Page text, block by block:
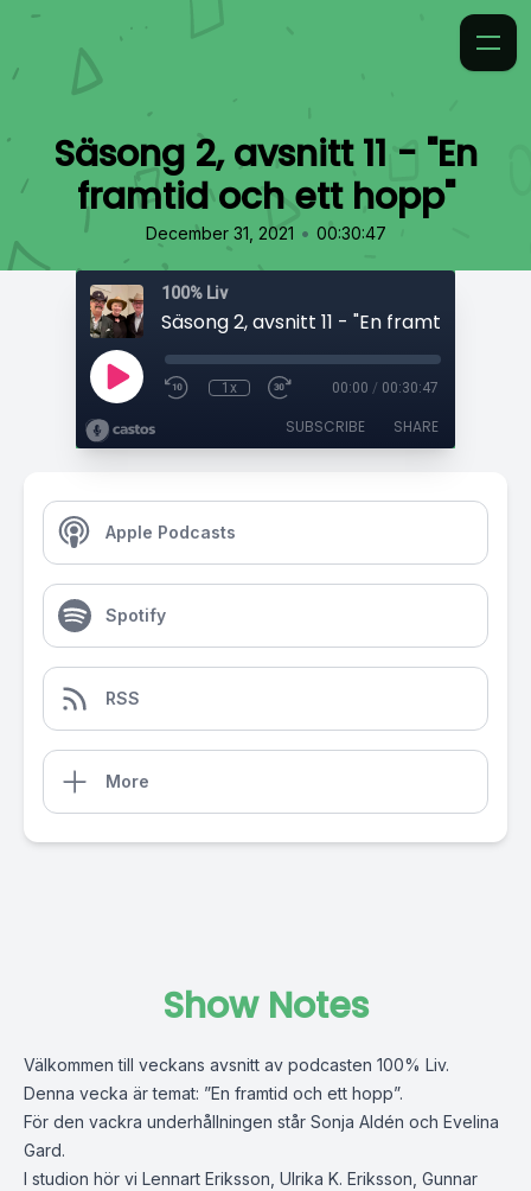
Säsong 2, avsnitt 11 - "En
framtid och ett hopp"
December 31, 2021 • 00:30:47
100% Liv
1x 00:00 / 00:30:47
SUBSCRIBE SHARE
Apple Podcasts
Spotify
RSS
More
Show Notes
Välkommen till veckans avsnitt av podcasten 100% Liv.
Denna vecka är temat: ”En framtid och ett hopp”.
För den vackra underhållningen står Sonja Aldén och Evelina
Gard.
I studion hör vi Lennart Eriksson, Ulrika K. Eriksson, Gunnar